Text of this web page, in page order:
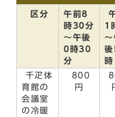
区分
午前8
時30分
～午後
0時30
分
1
～
時
千疋体
育館の
会議室
の冷暖
800
円